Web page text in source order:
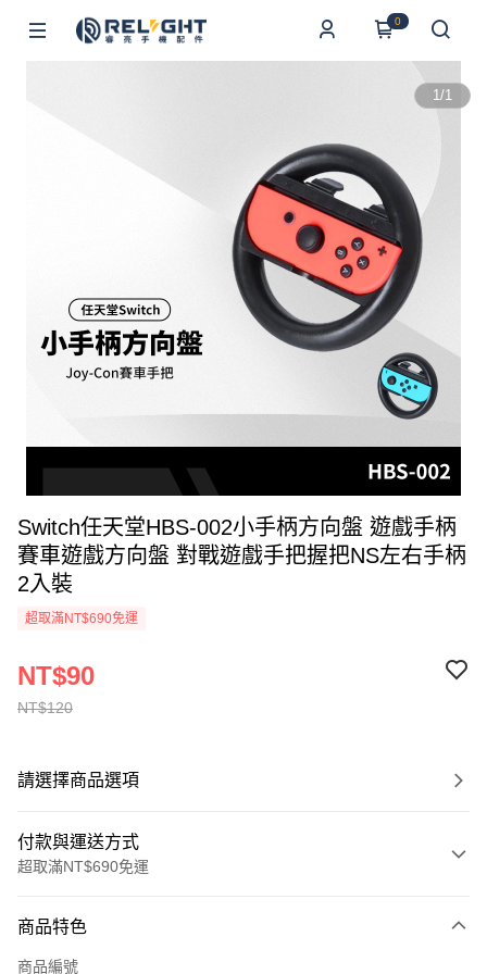
0
1/1
Switch任天堂HBS-002小手柄方向盤 遊戲手柄
賽車遊戲方向盤 對戰遊戲手把握把NS左右手柄
2入裝
超取滿NT$690免運
NT$120
NT$90
請選擇商品選項
付款與運送方式
超取滿NT$690免運
信用卡一次付款
商品特色
商品編號